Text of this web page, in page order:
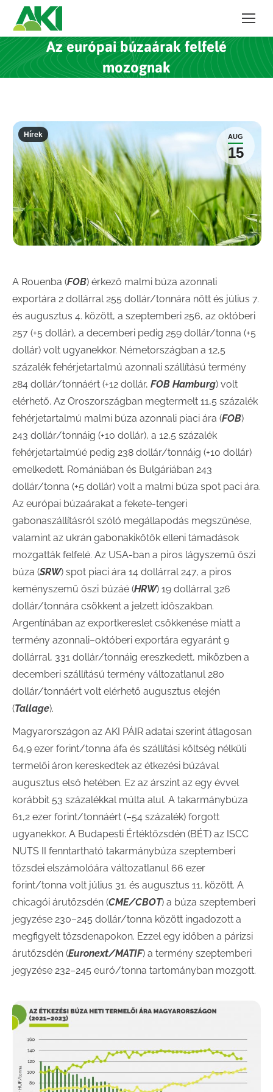
Az európai búzaárak felfelé
mozognak
AUG
15
Hírek
A Rouenba (FOB) érkező malmi búza azonnali
exportára 2 dollárral 255 dollár/tonnára nőtt és július 7.
és augusztus 4. között, a szeptemberi 256, az októberi
257 (+5 dollár), a decemberi pedig 259 dollár/tonna (+5
dollár) volt ugyanekkor. Németországban a 12,5
százalék fehérjetartalmú azonnali szállítású termény
284 dollár/tonnáért (+12 dollár, FOB Hamburg) volt
elérhető. Az Oroszországban megtermelt 11,5 százalék
fehérjetartalmú malmi búza azonnali piaci ára (FOB)
243 dollár/tonnáig (+10 dollár), a 12,5 százalék
fehérjetartalmúé pedig 238 dollár/tonnáig (+10 dollár)
emelkedett. Romániában és Bulgáriában 243
dollár/tonna (+5 dollár) volt a malmi búza spot paci ára.
Az európai búzaárakat a fekete-tengeri
gabonaszállításról szóló megállapodás megszűnése,
valamint az ukrán gabonakikötők elleni támadások
mozgatták felfelé. Az USA-ban a piros lágyszemű őszi
búza (SRW) spot piaci ára 14 dollárral 247, a piros
keményszemű őszi búzáé (HRW) 19 dollárral 326
dollár/tonnára csökkent a jelzett időszakban.
Argentínában az exportkereslet csökkenése miatt a
termény azonnali–októberi exportára egyaránt 9
dollárral, 331 dollár/tonnáig ereszkedett, miközben a
decemberi szállítású termény változatlanul 280
dollár/tonnáért volt elérhető augusztus elején
(Tallage).
Magyarországon az AKI PÁIR adatai szerint átlagosan
64,9 ezer forint/tonna áfa és szállítási költség nélküli
termelői áron kereskedtek az étkezési búzával
augusztus első hetében. Ez az árszint az egy évvel
korábbit 53 százalékkal múlta alul. A takarmánybúza
61,2 ezer forint/tonnáért (–54 százalék) forgott
ugyanekkor. A Budapesti Értéktőzsdén (BÉT) az ISCC
NUTS II fenntartható takarmánybúza szeptemberi
tőzsdei elszámolóára változatlanul 66 ezer
forint/tonna volt július 31. és augusztus 11. között. A
chicagói árutőzsdén (CME/CBOT) a búza szeptemberi
jegyzése 230–245 dollár/tonna között ingadozott a
megfigyelt tőzsdenapokon. Ezzel egy időben a párizsi
árutőzsdén (Euronext/MATIF) a termény szeptemberi
jegyzése 232–245 euró/tonna tartományban mozgott.